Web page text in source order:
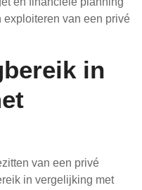
exploiteren van een privé
in
van een privé
in vergelijking met